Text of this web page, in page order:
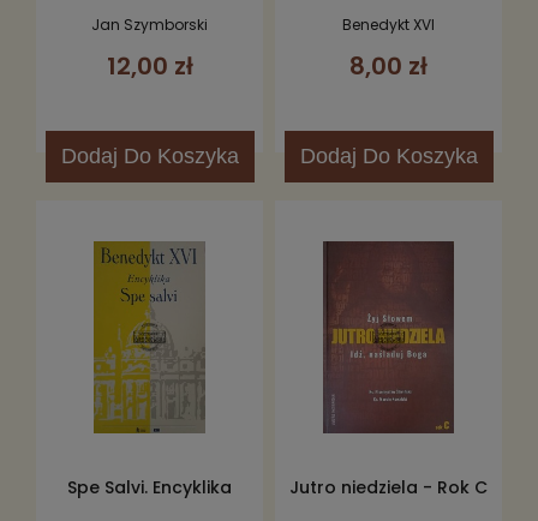
Jan Szymborski
12,00 zł
Dodaj Do Koszyka
Benedykt XVI
8,00 zł
Dodaj Do Koszyka
Spe Salvi. Encyklika Jutro niedziela - Rok C